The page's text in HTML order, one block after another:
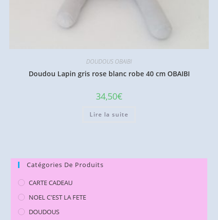
DOUDOUS OBAIBI
Doudou Lapin gris rose blanc robe 40 cm OBAIBI
34,50€
Lire la suite
Catégories De Produits
CARTE CADEAU
NOEL C'EST LA FETE
DOUDOUS